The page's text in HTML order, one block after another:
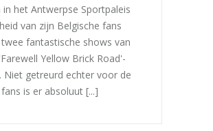
in het Antwerpse Sportpaleis
van zijn Belgische fans
fantastische shows van
Yellow Brick Road'-
Niet getreurd echter voor de
is er absoluut [...]